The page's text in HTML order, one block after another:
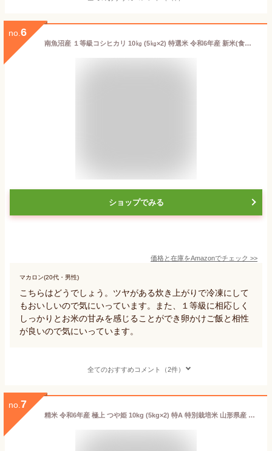
no. 6
南魚沼産 １等級コシヒカリ 10㎏ (5㎏×2) 特選米 令和6年産 新米(食味分析80点以上）自社精米 新潟県魚沼産 コシヒカリ 新潟 白米 10㎏ 低温倉庫管理米 生産者限定
ショップでみる
価格と在庫をAmazonでチェック >>
マカロン(20代・男性)
こちらはどうでしょう。ツヤがある炊き上がりで冷凍にして
もおいしいので気にいっています。また、１等級に相応しく
しっかりとお米の甘みを感じることができ卵かけご飯と相性
が良いので気にいっています。
全てのおすすめコメント（2件）
no. 7
精米 令和6年産 極上 つや姫 10kg (5kg×2) 特A 特別栽培米 山形県産 精米 白米 産地直送 受注精米 卵かけご飯 ライス ご飯 丼 おにぎり ご飯のお供 米 炊き込みご飯 東北 炊飯 冷めても おいしい 艶 食味ランキング特A